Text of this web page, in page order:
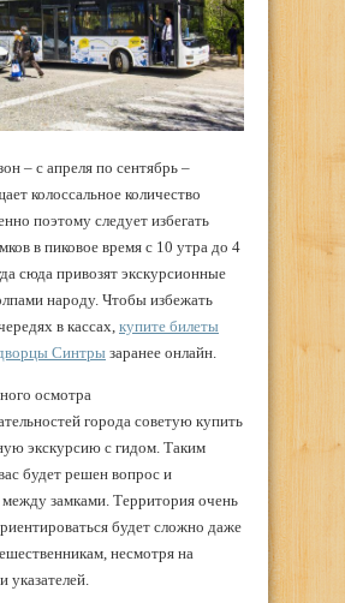
– с апреля по сентябрь –
колоссальное количество
поэтому следует избегать
в пиковое время с 10 утра до 4
сюда привозят экскурсионные
народу. Чтобы избежать
в кассах, купите билеты
Синтры заранее онлайн.
осмотра
города советую купить
экскурсию с гидом. Таким
будет решен вопрос и
замками. Территория очень
будет сложно даже
несмотря на
указателей.